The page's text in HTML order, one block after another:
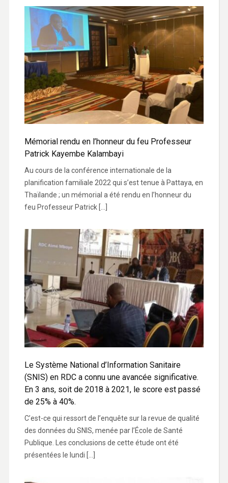
Mémorial rendu en l’honneur du feu Professeur
Patrick Kayembe Kalambayi
Au cours de la conférence internationale de la
planification familiale 2022 qui s’est tenue à Pattaya, en
Thaïlande ; un mémorial a été rendu en l’honneur du
feu Professeur Patrick […]
Le Système National d’Information Sanitaire
(SNIS) en RDC a connu une avancée significative.
En 3 ans, soit de 2018 à 2021, le score est passé
de 25% à 40%.
C’est-ce qui ressort de l’enquête sur la revue de qualité
des données du SNIS, menée par l’École de Santé
Publique. Les conclusions de cette étude ont été
présentées le lundi […]